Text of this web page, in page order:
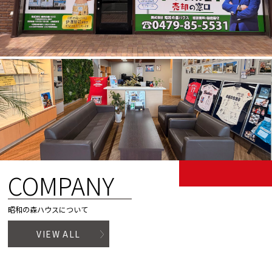
COMPANY
昭和の森ハウスについて
VIEW ALL